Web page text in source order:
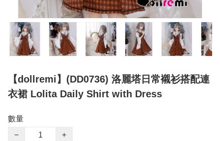
【dollremi】(DD0736) 洛麗塔日常襯衫搭配連
衣裙 Lolita Daily Shirt with Dress
數量
−
+